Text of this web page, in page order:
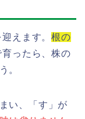
えます。根の
育ったら、株の
。
い、「す」が